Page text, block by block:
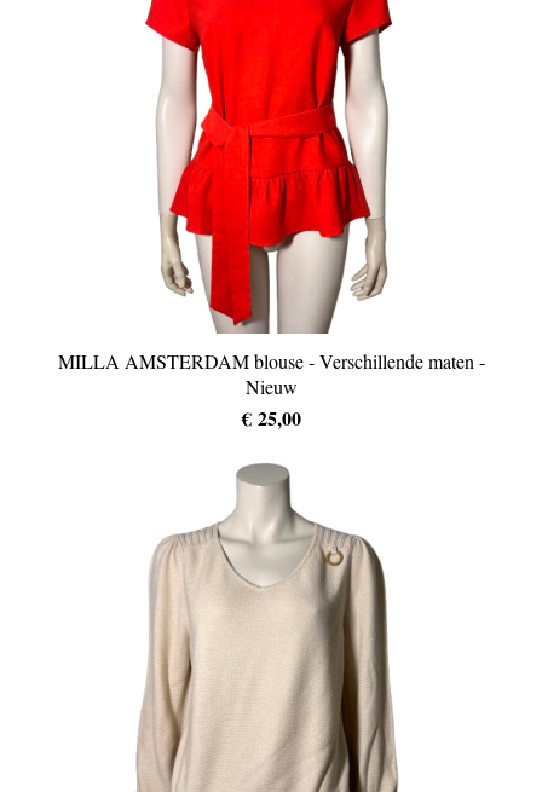
MILLA AMSTERDAM blouse - Verschillende maten -
Nieuw
€ 25,00